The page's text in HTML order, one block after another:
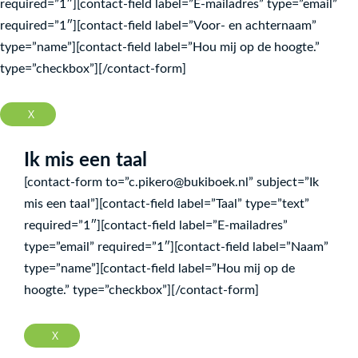
required=”1″][contact-field label=”E-mailadres” type=”email”
required=”1″][contact-field label=”Voor- en achternaam”
type=”name”][contact-field label=”Hou mij op de hoogte.”
type=”checkbox”][/contact-form]
X
Ik mis een taal
[contact-form to=”c.pikero@bukiboek.nl” subject=”Ik
mis een taal”][contact-field label=”Taal” type=”text”
required=”1″][contact-field label=”E-mailadres”
type=”email” required=”1″][contact-field label=”Naam”
type=”name”][contact-field label=”Hou mij op de
hoogte.” type=”checkbox”][/contact-form]
X